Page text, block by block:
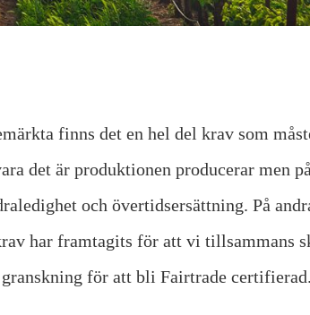
finns det en hel del krav som
det är produktionen producerar men
och övertidsersättning. På
har framtagits för att vi tillsammans
för att bli Fairtrade certifierad.